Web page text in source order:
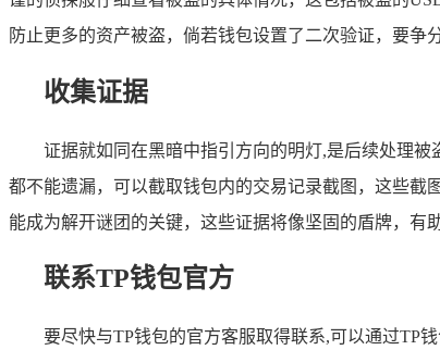
防止更多的资产被盗，倘若钱包设置了二次验证，要争
收集证据
证据就如同在黑暗中指引方向的明灯,是后续处理
都不能遗漏，可以截取钱包内的交易记录截图，这些截
能成为解开谜团的关键，这些证据将像坚固的盾牌，有
联系TP钱包官方
要尽快与TP钱包的官方客服取得联系,可以通过TP